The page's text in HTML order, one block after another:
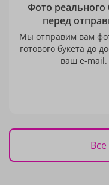
Фото реального
перед
Мы отправим вам
готового букета до
ваш e-mail.